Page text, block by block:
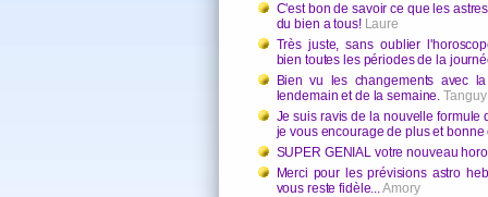
C'est bon de savoir ce que les
du bien a tous! Laure
Très juste, sans oublier
bien toutes les périodes de la
Bien vu les changements avec
lendemain et de la semaine.Tanguy
Je suis ravis de la nouvelle
je vous encourage de plus et
SUPER GENIAL votre nouveau
Merci pour les prévisions astro
vous reste fidèle...Amory